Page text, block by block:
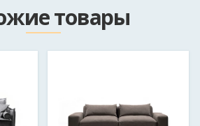
в формате 375**********
товары